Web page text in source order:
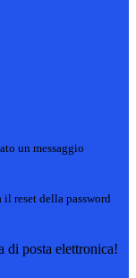
un messaggio
reset della password
di posta elettronica!